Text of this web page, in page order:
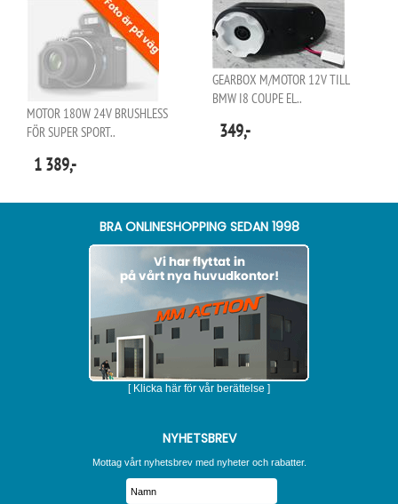
MOTOR 180W 24V BRUSHLESS
FÖR SUPER SPORT..
1 389,-
GEARBOX M/MOTOR 12V TILL
BMW I8 COUPE EL..
349,-
BRA ONLINESHOPPING SEDAN 1998
[ Klicka här för vår berättelse ]
NYHETSBREV
Mottag vårt nyhetsbrev med nyheter och rabatter.